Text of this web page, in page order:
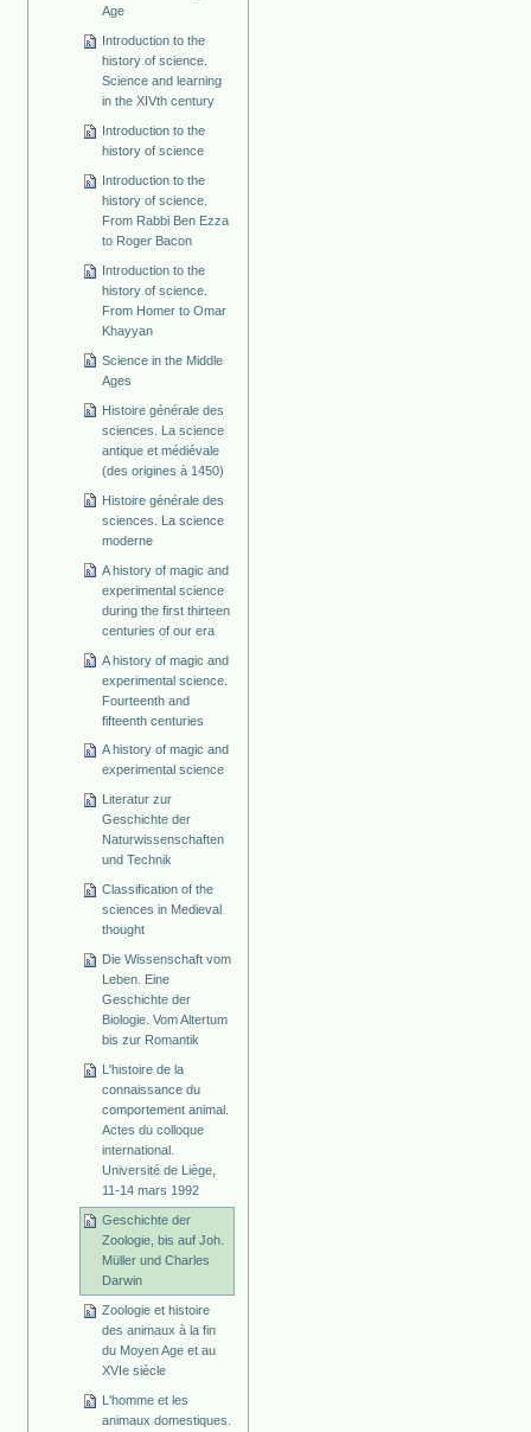
Age
Introduction to the
history of science.
Science and learning
in the XIVth century
Introduction to the
history of science
Introduction to the
history of science.
From Rabbi Ben Ezza
to Roger Bacon
Introduction to the
history of science.
From Homer to Omar
Khayyan
Science in the Middle
Ages
Histoire générale des
sciences. La science
antique et médiévale
(des origines à 1450)
Histoire générale des
sciences. La science
moderne
A history of magic and
experimental science
during the first thirteen
centuries of our era
A history of magic and
experimental science.
Fourteenth and
fifteenth centuries
A history of magic and
experimental science
Literatur zur
Geschichte der
Naturwissenschaften
und Technik
Classification of the
sciences in Medieval
thought
Die Wissenschaft vom
Leben. Eine
Geschichte der
Biologie. Vom Altertum
bis zur Romantik
L'histoire de la
connaissance du
comportement animal.
Actes du colloque
international.
Université de Liège,
11-14 mars 1992
Geschichte der
Zoologie, bis auf Joh.
Müller und Charles
Darwin
Zoologie et histoire
des animaux à la fin
du Moyen Age et au
XVIe siècle
L'homme et les
animaux domestiques.